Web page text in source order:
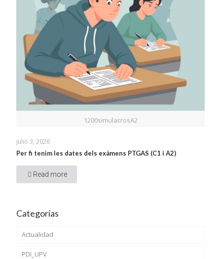
1200simulacrosA2
julio 3, 2026
Per fi tenim les dates dels exàmens PTGAS (C1 i A2)
Read more
Categorías
Actualidad
PDI_UPV